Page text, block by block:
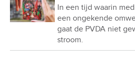
In een tijd waarin
een ongekende
gaat de PVDA niet
stroom.